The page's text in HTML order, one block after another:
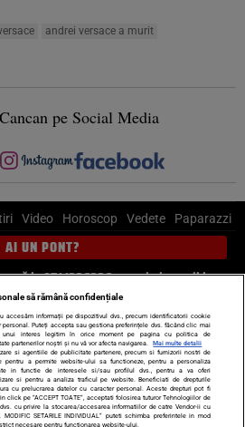
andrei versace a murit
pe Social Media
Video Horoscop Vedete Paparazzi
AI UN PONT?
la 0741226226 sau trimite mail la
Știri externe
Politică
Iubirii Dictionar de vise
LIFE STYLE
Horoscop
si condiții Politica de confidențialitate
să rămână confidențiale
accesăm informații pe dispozitivul dvs., precum identificatorii cookie
Puteți accepta sau gestiona preferințele dvs. făcând clic mai
unui interes legitim în orice moment pe pagina cu politica de
partenerilor noștri și nu vă vor afecta navigarea.
Mai multe detalii
si agentiile de publicitate partenere, precum si furnizorii nostri de
a permite website-ului sa functioneze, pentru a personaliza
in functie de interesele si/sau profilul dvs., pentru a va oferi
si pentru a analiza traficul pe website. Beneficiati de drepturile
cu prelucrarea datelor cu caracter personal. Aceste drepturi pot fi
click pe “ACCEPT TOATE”, acceptati folosirea tuturor Tehnologiilor de
cu privire la stocarea/accesarea informatiilor de catre Vendor-ii cu
SETARILE INDIVIDUAL” puteti schimba preferintele in mod
necesare pentru functionarea website-ului.